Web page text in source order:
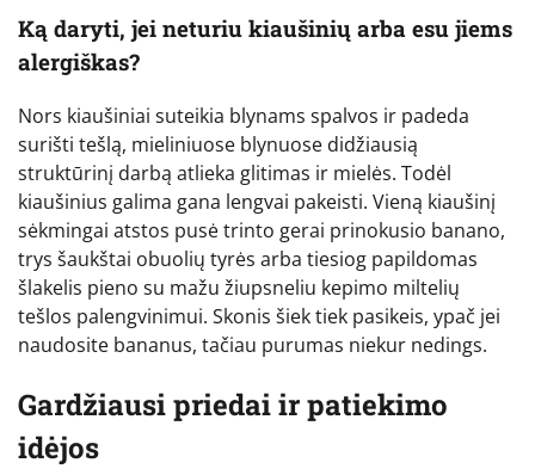
Ką daryti, jei neturiu kiaušinių arba esu jiems
alergiškas?
Nors kiaušiniai suteikia blynams spalvos ir padeda
surišti tešlą, mieliniuose blynuose didžiausią
struktūrinį darbą atlieka glitimas ir mielės. Todėl
kiaušinius galima gana lengvai pakeisti. Vieną kiaušinį
sėkmingai atstos pusė trinto gerai prinokusio banano,
trys šaukštai obuolių tyrės arba tiesiog papildomas
šlakelis pieno su mažu žiupsneliu kepimo miltelių
tešlos palengvinimui. Skonis šiek tiek pasikeis, ypač jei
naudosite bananus, tačiau purumas niekur nedings.
Gardžiausi priedai ir patiekimo
idėjos